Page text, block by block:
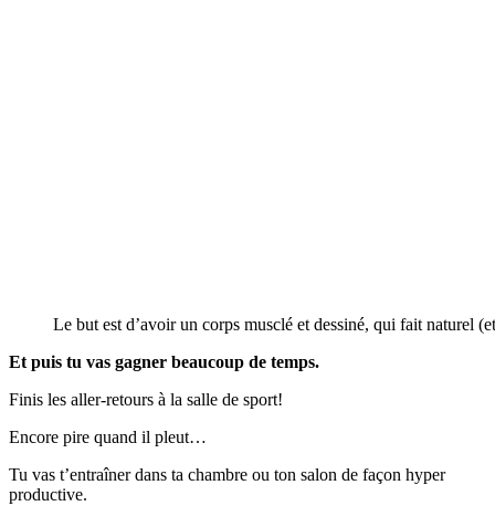
Le but est d’avoir un corps musclé et dessiné, qui fait naturel
Et puis tu vas gagner beaucoup de temps.
Finis les aller-retours à la salle de sport!
Encore pire quand il pleut…
Tu vas t’entraîner dans ta chambre ou ton salon de façon hyper
productive.